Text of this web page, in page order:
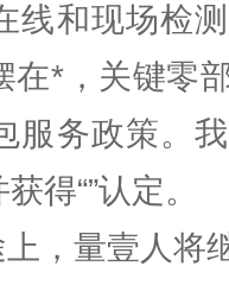
线和现场检
在*，关键零
服务政策。
得“”认定。
，量壹人将